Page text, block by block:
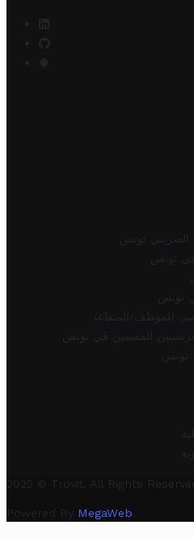
تونس
تونس
تونس
للموظف/المتقاعد
المقيمين في تونس
تونس
2025 © Trovit. All Rights
Powered By MegaWeb